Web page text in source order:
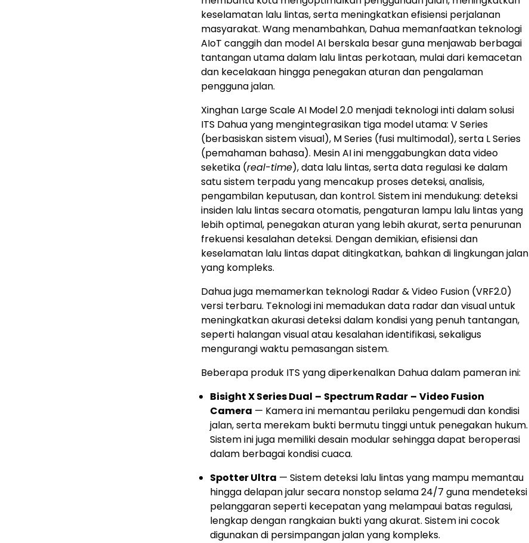
keselamatan lalu lintas, serta meningkatkan efisiensi perjalanan
masyarakat. Wang menambahkan, Dahua memanfaatkan teknologi
AIoT canggih dan model AI berskala besar guna menjawab berbagai
tantangan utama dalam lalu lintas perkotaan, mulai dari kemacetan
dan kecelakaan hingga penegakan aturan dan pengalaman
pengguna jalan.
Xinghan Large Scale AI Model 2.0 menjadi teknologi inti dalam solusi
ITS Dahua yang mengintegrasikan tiga model utama: V Series
(berbasiskan sistem visual), M Series (fusi multimodal), serta L Series
(pemahaman bahasa). Mesin AI ini menggabungkan data video
seketika (real-time), data lalu lintas, serta data regulasi ke dalam
satu sistem terpadu yang mencakup proses deteksi, analisis,
pengambilan keputusan, dan kontrol. Sistem ini mendukung: deteksi
insiden lalu lintas secara otomatis, pengaturan lampu lalu lintas yang
lebih optimal, penegakan aturan yang lebih akurat, serta penurunan
frekuensi kesalahan deteksi. Dengan demikian, efisiensi dan
keselamatan lalu lintas dapat ditingkatkan, bahkan di lingkungan jalan
yang kompleks.
Dahua juga memamerkan teknologi Radar & Video Fusion (VRF2.0)
versi terbaru. Teknologi ini memadukan data radar dan visual untuk
meningkatkan akurasi deteksi dalam kondisi yang penuh tantangan,
seperti halangan visual atau kesalahan identifikasi, sekaligus
mengurangi waktu pemasangan sistem.
Beberapa produk ITS yang diperkenalkan Dahua dalam pameran ini:
Bisight X Series Dual – Spectrum Radar – Video Fusion
Camera — Kamera ini memantau perilaku pengemudi dan kondisi
jalan, serta merekam bukti bermutu tinggi untuk penegakan hukum.
Sistem ini juga memiliki desain modular sehingga dapat beroperasi
dalam berbagai kondisi cuaca.
Spotter Ultra — Sistem deteksi lalu lintas yang mampu memantau
hingga delapan jalur secara nonstop selama 24/7 guna mendeteksi
pelanggaran seperti kecepatan yang melampaui batas regulasi,
lengkap dengan rangkaian bukti yang akurat. Sistem ini cocok
digunakan di persimpangan jalan yang kompleks.